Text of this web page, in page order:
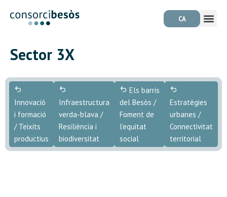
CA
Sector 3X
Innovació
i formació
/ Teixits
productius
Infraestructura
verda-blava /
Resiliència i
biodiversitat
Els barris
del Besòs /
Foment de
l’equitat
social
Estratègies
urbanes /
Connectivitat
territorial